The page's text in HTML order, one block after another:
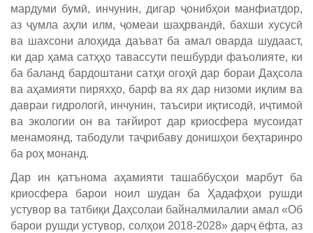
мардуми бумӣ, инчунин, дигар ҷонибҳои манфиатдор,
аз ҷумла аҳли илм, ҷомеаи шаҳрвандӣ, бахши хусусӣ
ва шахсони алоҳида даъват ба амал оварда шудааст,
ки дар ҳама сатҳҳо тавассути пешбурди фаъолияте, ки
ба баланд бардоштани сатҳи огоҳӣ дар бораи Даҳсола
ва аҳамияти пиряхҳо, барф ва ях дар низоми иқлим ва
давраи гидрологӣ, инчунин, таъсири иқтисодӣ, иҷтимоӣ
ва экологии он ва тағйирот дар криосфера мусоидат
менамоянд, табодули таҷрибаву донишҳои беҳтаринро
ба роҳ монанд.
Дар ин қатънома аҳамияти ташаббусҳои марбут ба
криосфера барои ноил шудан ба Ҳадафҳои рушди
устувор ва татбиқи Даҳсолаи байналмилалии амал «Об
барои рушди устувор, солҳои 2018-2028» дарҷ ёфта, аз